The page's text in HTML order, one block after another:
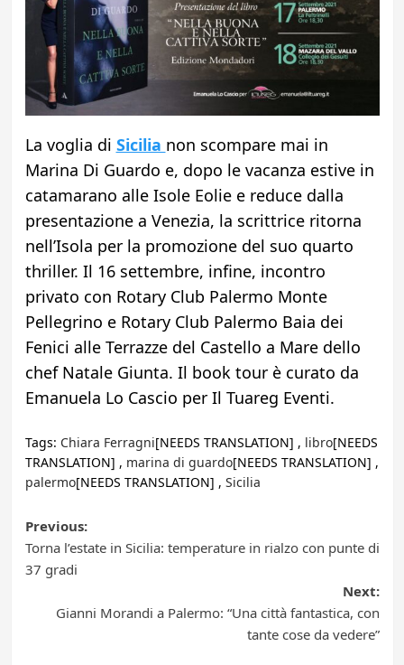
La voglia di Sicilia non scompare mai in
Marina Di Guardo e, dopo le vacanza estive in
catamarano alle Isole Eolie e reduce dalla
presentazione a Venezia, la scrittrice ritorna
nell’Isola per la promozione del suo quarto
thriller. Il 16 settembre, infine, incontro
privato con Rotary Club Palermo Monte
Pellegrino e Rotary Club Palermo Baia dei
Fenici alle Terrazze del Castello a Mare dello
chef Natale Giunta. Il book tour è curato da
Emanuela Lo Cascio per Il Tuareg Eventi.
Tags: Chiara Ferragni[NEEDS TRANSLATION] , libro[NEEDS
TRANSLATION] , marina di guardo[NEEDS TRANSLATION] ,
palermo[NEEDS TRANSLATION] , Sicilia
Post
navigation
Previous:
Torna l’estate in Sicilia: temperature in rialzo con punte di
37 gradi
Next:
Gianni Morandi a Palermo: “Una città fantastica, con
tante cose da vedere”